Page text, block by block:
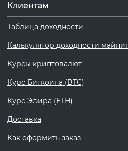
Клиентам
Таблица доходности
Калькулятор доходности
Курсы криптовалют
Курс Биткоина (BTC)
Курс Эфира (ETH)
Доставка
Как оформить заказ